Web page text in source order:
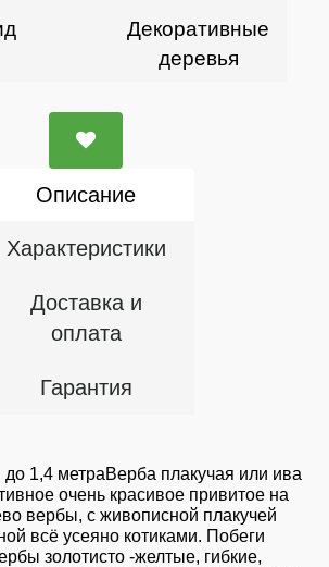
Декоративные
деревья
Описание
Характеристики
Доставка и
оплата
Гарантия
1,4 метраВерба плакучая или ива
очень красивое привитое на
вербы, с живописной плакучей
всё усеяно котиками. Побеги
золотисто -желтые, гибкие,